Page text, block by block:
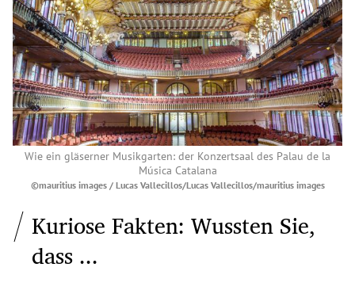
Wie ein gläserner Musikgarten: der Konzertsaal des Palau de la
Música Catalana
©mauritius images / Lucas Vallecillos/Lucas Vallecillos/mauritius images
Kuriose Fakten: Wussten Sie,
dass ...